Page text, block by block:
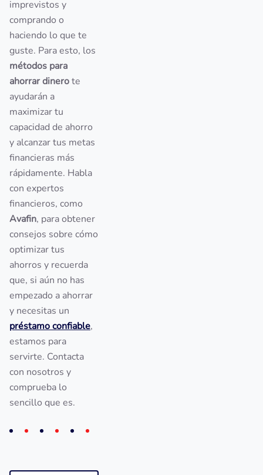
imprevistos y
comprando o
haciendo lo que te
guste. Para esto, los
métodos para
ahorrar dinerote
ayudarán a
maximizar tu
capacidad de ahorro
y alcanzar tus metas
financieras más
rápidamente. Habla
con expertos
financieros, como
Avafin, para obtener
consejos sobre cómo
optimizar tus
ahorros y recuerda
que, si aún no has
empezado a ahorrar
y necesitas un
préstamo confiable,
estamos para
servirte. Contacta
con nosotros y
comprueba lo
sencillo que es.